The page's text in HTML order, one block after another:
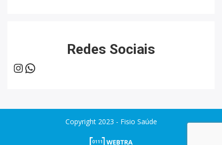
Redes Sociais
Instagram
WhatsApp
Copyright 2023 - Fisio Saúde